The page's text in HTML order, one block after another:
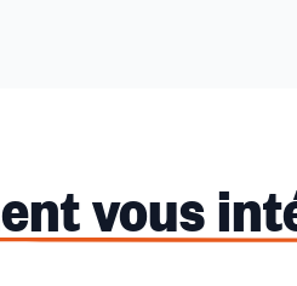
vous